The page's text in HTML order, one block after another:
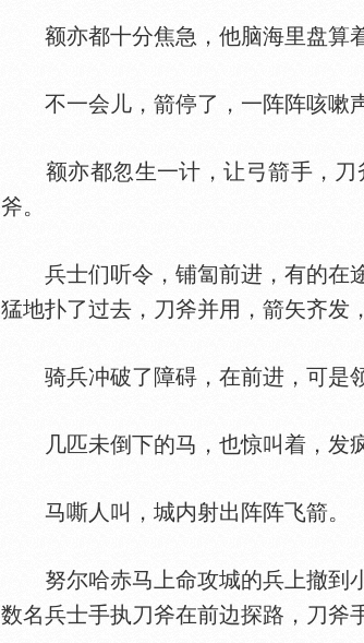
额亦都十分焦急，他脑海里盘算着
不一会儿，箭停了，一阵阵咳嗽声
额亦都忽生一计，让弓箭手，刀
斧。
兵士们听令，铺匐前进，有的在途
猛地扑了过去，刀斧并用，箭矢齐发
骑兵冲破了障碍，在前进，可是领
几匹未倒下的马，也惊叫着，发疯
马嘶人叫，城内射出阵阵飞箭。
努尔哈赤马上命攻城的兵上撤到小
数名兵士手执刀斧在前边探路，刀斧